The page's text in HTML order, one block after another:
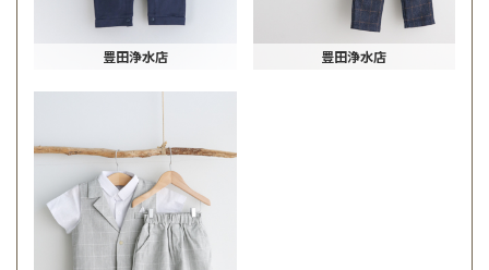
豊田浄水店 豊田浄水店